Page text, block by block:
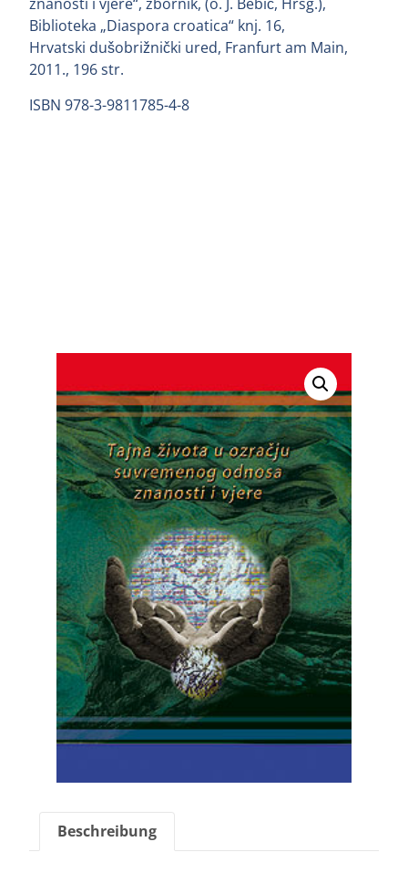
Biblioteka „Diaspora croatica“ knj. 16,
Hrvatski dušobrižnički ured, Franfurt am Main,
2011., 196 str.
ISBN 978-3-9811785-4-8
Beschreibung